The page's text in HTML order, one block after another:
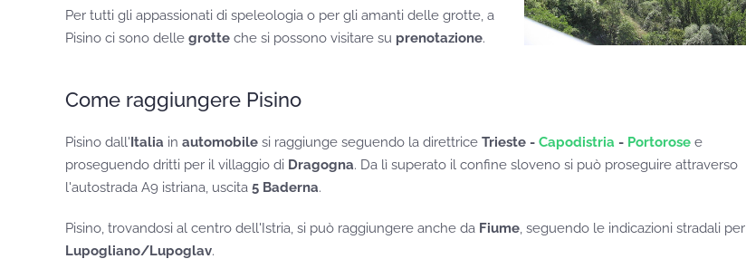
Per tutti gli appassionati di speleologia o per gli amanti delle grotte, a
Pisino ci sono delle grotte che si possono visitare su prenotazione.
Come raggiungere Pisino
Pisino dall'Italia in automobile si raggiunge seguendo la direttrice Trieste - Capodistria - Portorose e
proseguendo dritti per il villaggio di Dragogna. Da lì superato il confine sloveno si può proseguire attraverso
l'autostrada A9 istriana, uscita 5 Baderna.
Pisino, trovandosi al centro dell'Istria, si può raggiungere anche da Fiume, seguendo le indicazioni stradali per
Lupogliano/Lupoglav.